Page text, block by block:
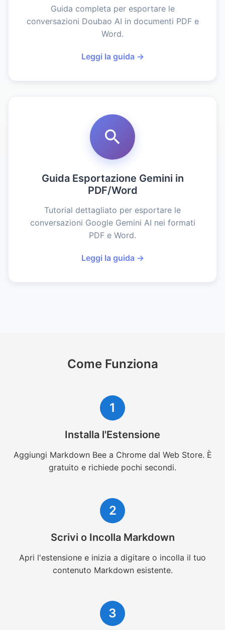
Guida completa per esportare le
conversazioni Doubao AI in documenti PDF e
Word.
Leggi la guida →
Guida Esportazione Gemini in
PDF/Word
Tutorial dettagliato per esportare le
conversazioni Google Gemini AI nei formati
PDF e Word.
Leggi la guida →
Come Funziona
1
Installa l'Estensione
Aggiungi Markdown Bee a Chrome dal Web Store. È
gratuito e richiede pochi secondi.
2
Scrivi o Incolla Markdown
Apri l'estensione e inizia a digitare o incolla il tuo
contenuto Markdown esistente.
3